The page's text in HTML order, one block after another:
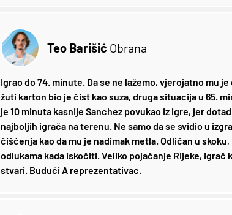
Teo Barišić Obrana
Igrao do 74. minute. Da se ne lažemo, vjerojatno mu
žuti karton bio je čist kao suza, druga situacija u 65.
je 10 minuta kasnije Sanchez povukao iz igre, jer
najboljih igrača na terenu. Ne samo da se svidio u
čišćenja kao da mu je nadimak metla. Odličan u
odlukama kada iskočiti. Veliko pojačanje Rijeke, igrač
stvari. Budući A reprezentativac.